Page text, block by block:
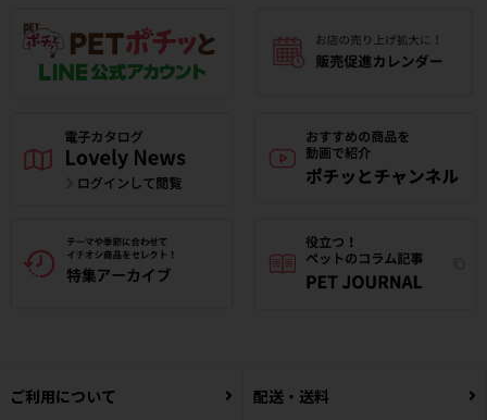
ご利用について 配送・送料